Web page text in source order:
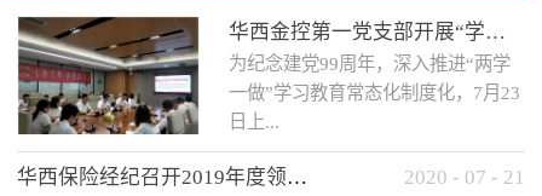
华西金控第一党支部开展“学党史 知党情 做合格党员”主题教育工作会
为纪念建党99周年，深入推进“两学
一做”学习教育常态化制度化，7月23
日上...
华西保险经纪召开2019年度领导班子述职考核工作会 2020 - 07 - 21